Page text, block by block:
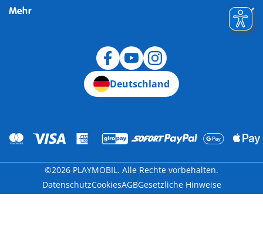
Mehr
Deutschland
©2026 PLAYMOBIL. Alle Rechte vorbehalten.
DatenschutzCookiesAGBGesetzliche Hinweise